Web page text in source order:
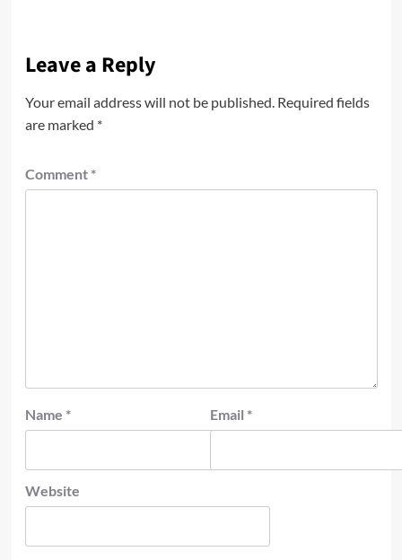
Leave a Reply
Your email address will not be published. Required fields
are marked *
Comment *
Name * Email *
Website